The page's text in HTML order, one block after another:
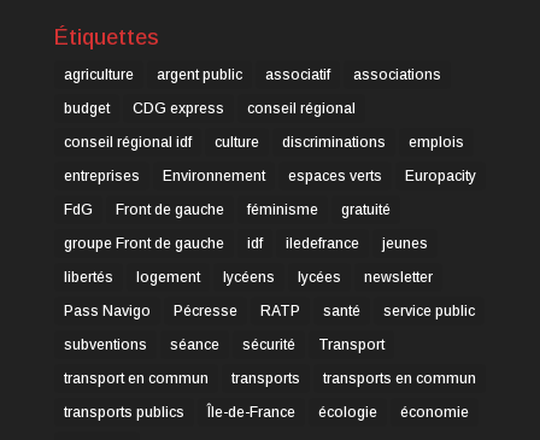
Étiquettes
agriculture argent public associatif
associations
budget
CDG express
conseil régional
conseil régional idf
culture discriminations
emplois
entreprises
Environnement espaces verts
Europacity
FdG
Front de gauche féminisme
gratuité
groupe Front de gauche
idf iledefrance
jeunes
libertés
logement lycéens lycées
newsletter
Pass Navigo
Pécresse RATP santé
service public
subventions
séance sécurité
Transport
transport en commun
transports
transports en commun
transports publics
Île-de-France écologie
économie